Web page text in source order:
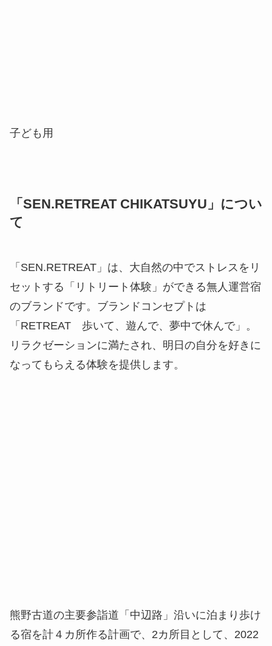
子ども用
「SEN.RETREAT CHIKATSUYU」につい
て
「SEN.RETREAT」は、大自然の中でストレスをリ
セットする「リトリート体験」ができる無人運営宿
のブランドです。ブランドコンセプトは
「RETREAT 歩いて、遊んで、夢中で休んで」。
リラクゼーションに満たされ、明日の自分を好きに
なってもらえる体験を提供します。
熊野古道の主要参詣道「中辺路」沿いに泊まり歩け
る宿を計４カ所作る計画で、2カ所目として、2022